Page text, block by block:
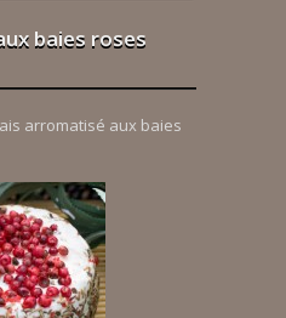
baies roses
arromatisé aux baies